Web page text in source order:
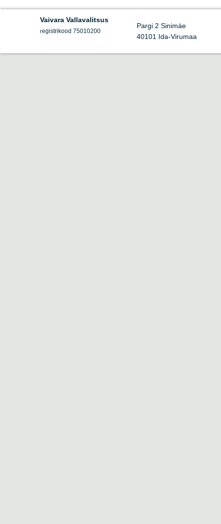
Vaivara Vallavalitsus
registrikood 75010200
Pargi 2 Sinimäe
40101 Ida-Virumaa